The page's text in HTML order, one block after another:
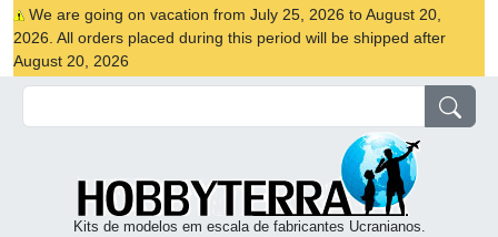
We are going on vacation from July 25, 2026 to August 20,
2026. All orders placed during this period will be shipped after
August 20, 2026
Kits de modelos em escala de fabricantes Ucranianos.